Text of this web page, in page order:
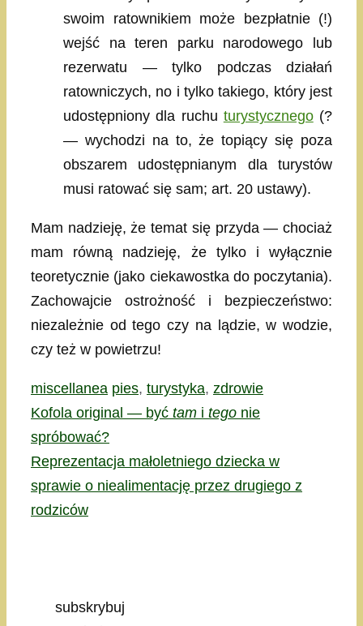
swoim ratownikiem może bezpłatnie (!)
wejść na teren parku narodowego lub
rezerwatu — tylko podczas działań
ratowniczych, no i tylko takiego, który jest
udostępniony dla ruchu turystycznego(?
— wychodzi na to, że topiący się poza
obszarem udostępnianym dla turystów
musi ratować się sam; art. 20 ustawy).
Mam nadzieję, że temat się przyda — chociaż
mam równą nadzieję, że tylko i wyłącznie
teoretycznie (jako ciekawostka do poczytania).
Zachowajcie ostrożność i bezpieczeństwo:
niezależnie od tego czy na lądzie, w wodzie,
czy też w powietrzu!
Kategorie
miscellanea Tagi
pies, turystyka, zdrowie
Kofola original — być tam i tego nie
spróbować?
Reprezentacja małoletniego dziecka w
sprawie o niealimentację przez drugiego z
rodziców
subskrybuj